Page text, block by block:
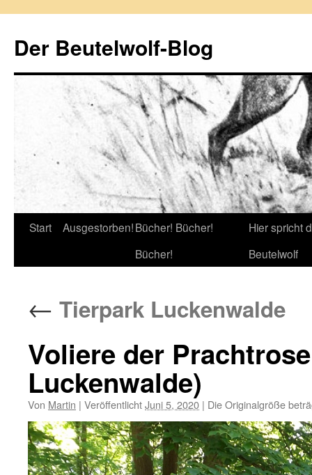
springen
Der Beutelwolf-Blog
Start Ausgestorben!Bücher! Bücher!
Bücher!
Hier spricht
Beutelwolf
← Tierpark Luckenwalde
Voliere der
Luckenwalde)
Von Martin | VeröffentlichtJuni 5, 2020 | Die Originalgröße